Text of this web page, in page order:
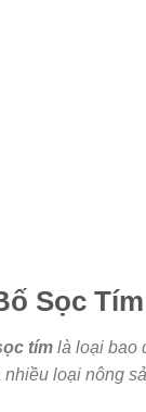
Sọc
tímlà loại bao
nhiều loại nông